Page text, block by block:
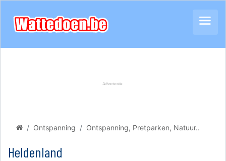
Ontspanning Ontspanning, Pretparken, Natuur..
Heldenland